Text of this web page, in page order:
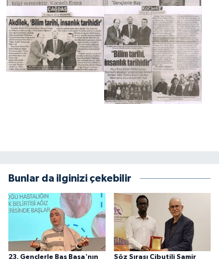
Bunlar da ilginizi çekebilir
23. Gençlerle Baş Başa'nın
Söz Sırası Cibutili Samir